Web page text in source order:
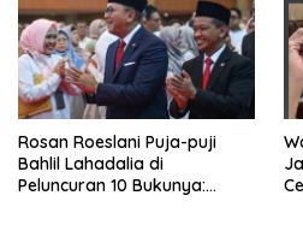
Rosan Roeslani Puja-puji
Bahlil Lahadalia di
Peluncuran 10 Bukunya: